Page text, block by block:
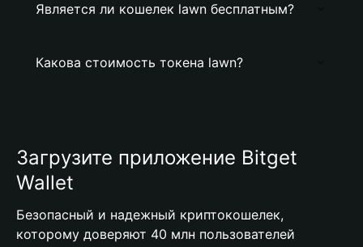
Является ли кошелек lawn бесплатным?
Какова стоимость токена lawn?
Загрузите приложение Bitget
Wallet
Безопасный и надежный криптокошелек,
которому доверяют 40 млн пользователей